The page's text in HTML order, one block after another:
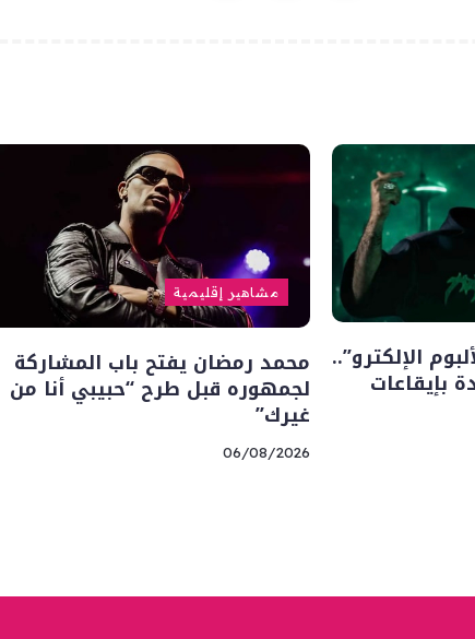
الإلكترو”..
بإيقاعات
مشاهير إقليمية
محمد رمضان يفتح باب المشاركة
لجمهوره قبل طرح “حبيبي أنا من
غيرك”
06/08/2026